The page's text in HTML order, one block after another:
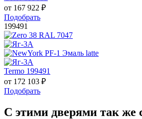
от 167 922 ₽
Подобрать
199491
Termo 199491
от 172 103 ₽
Подобрать
С этими дверями так же